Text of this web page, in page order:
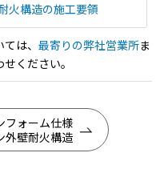
火構造の施工要領
は、 最寄りの弊社営業所ま
ください。
フォーム仕様
外壁耐火構造